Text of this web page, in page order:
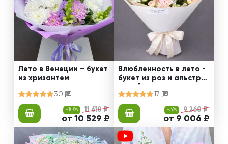
Лето в Венеции – букет
из хризантем
30
-10% 11 610 ₽
от 10 529 ₽
Влюбленность в лето -
букет из роз и альстро
мерий
17
-3% 9 260 ₽
от 9 006 ₽